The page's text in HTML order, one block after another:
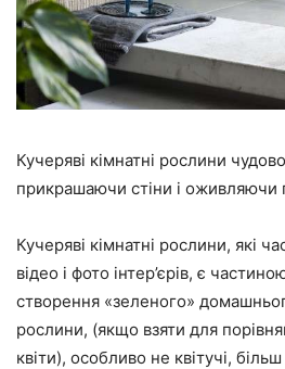
Кучеряві кімнатні рослини
прикрашаючи стіни і оживляючи
Кучеряві кімнатні рослини, які
відео і фото інтер’єрів, є
створення «зеленого»
рослини, (якщо взяти для
квіти), особливо не квітучі, більш